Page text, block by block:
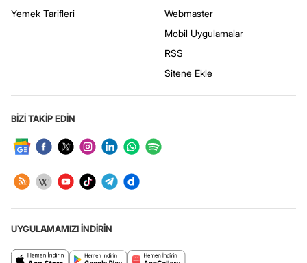
Yemek Tarifleri
Webmaster
Mobil Uygulamalar
RSS
Sitene Ekle
BİZİ TAKİP EDİN
UYGULAMAMIZI İNDİRİN